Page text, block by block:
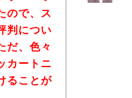
ので、ス
判につい
だ、色々
カートニ
ることが